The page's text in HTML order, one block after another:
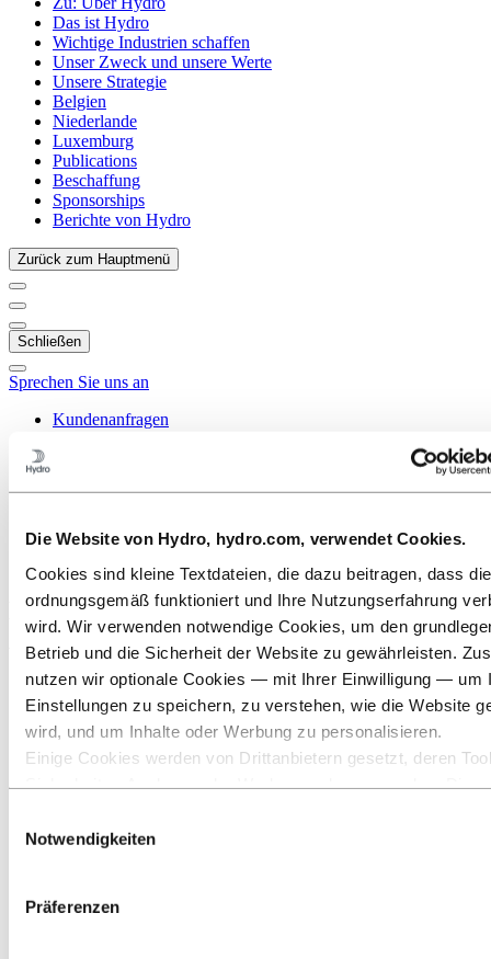
Die Website von Hydro, hydro.com, verwendet Cookies.
Cookies sind kleine Textdateien, die dazu beitragen, dass
ordnungsgemäß funktioniert und Ihre Nutzungserfahrung
wird. Wir verwenden notwendige Cookies, um den
Betrieb und die Sicherheit der Website zu gewährleisten.
nutzen wir optionale Cookies — mit Ihrer Einwilligung — um
Einstellungen zu speichern, zu verstehen, wie die Website
wird, und um Inhalte oder Werbung zu personalisieren.
Einige Cookies werden von Drittanbietern gesetzt, deren
unserer Website sammeln, mit anderen Daten kombinieren,
verantwortlich ist, ist der Verantwortliche für die
Notwendigkeiten
Präferenzen
Das ist Hydro
Wichtige Industrien schaffen
Unser Zweck und unsere Werte
Unsere Strategie
Belgien
Niederlande
Luxemburg
Publications
Beschaffung
Sponsorships
Berichte von Hydro
Zurück zum Hauptmenü
Schließen
Sprechen Sie uns an
Kundenanfragen
Hydro Extrusions Belgien - Vertriebskontakte
Sprechen Sie uns an
Bitte wählen Sie das richtige Team für Ihr
Anliegen.